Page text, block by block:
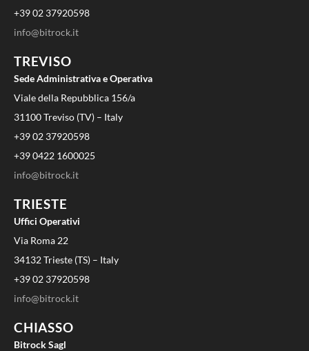
+39 02 37920598
info@bitrock.it
TREVISO
Sede Administrativa e Operativa
Viale della Repubblica 156/a
31100 Treviso (TV) – Italy
+39 02 37920598
+39 0422 1600025
info@bitrock.it
TRIESTE
Uffici Operativi
Via Roma 22
34132 Trieste (TS) – Italy
+39 02 37920598
info@bitrock.it
CHIASSO
Bitrock Sagl